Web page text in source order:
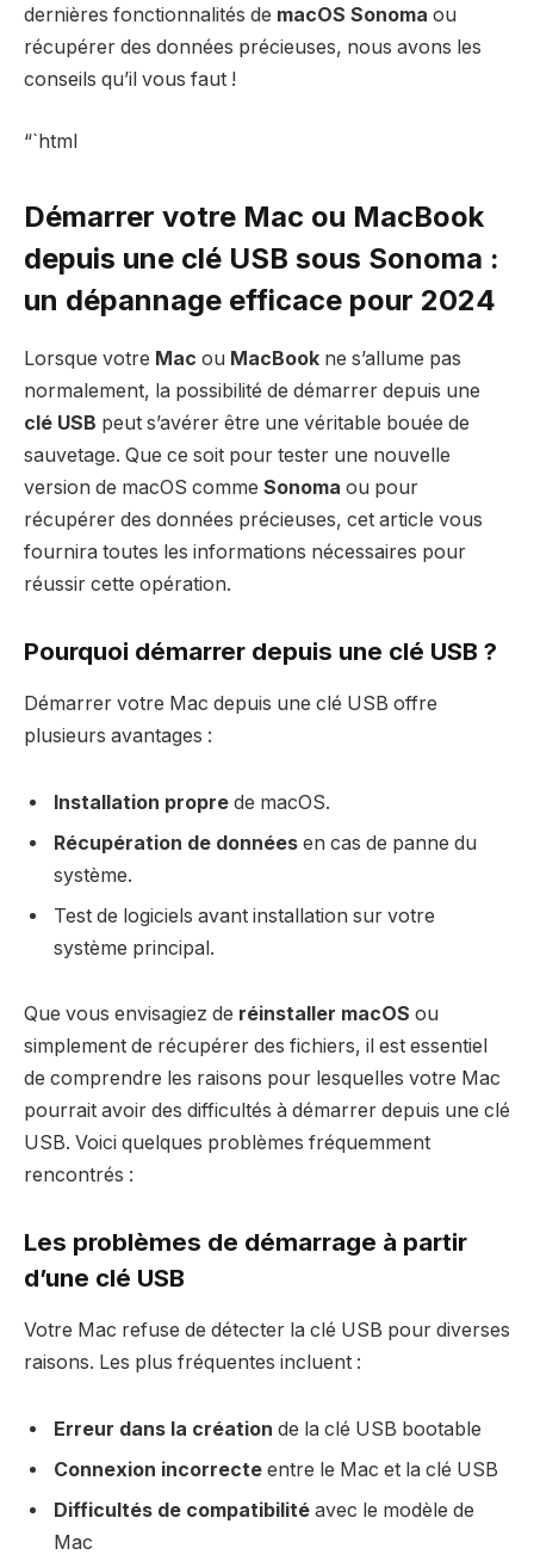
dernières fonctionnalités de macOS Sonoma ou
récupérer des données précieuses, nous avons les
conseils qu’il vous faut !
“`html
Démarrer votre Mac ou MacBook
depuis une clé USB sous Sonoma :
un dépannage efficace pour 2024
Lorsque votre Mac ou MacBook ne s’allume pas
normalement, la possibilité de démarrer depuis une
clé USB peut s’avérer être une véritable bouée de
sauvetage. Que ce soit pour tester une nouvelle
version de macOS comme Sonoma ou pour
récupérer des données précieuses, cet article vous
fournira toutes les informations nécessaires pour
réussir cette opération.
Pourquoi démarrer depuis une clé USB ?
Démarrer votre Mac depuis une clé USB offre
plusieurs avantages :
Installation propre de macOS.
Récupération de données en cas de panne du
système.
Test de logiciels avant installation sur votre
système principal.
Que vous envisagiez de réinstaller macOS ou
simplement de récupérer des fichiers, il est essentiel
de comprendre les raisons pour lesquelles votre Mac
pourrait avoir des difficultés à démarrer depuis une clé
USB. Voici quelques problèmes fréquemment
rencontrés :
Les problèmes de démarrage à partir
d’une clé USB
Votre Mac refuse de détecter la clé USB pour diverses
raisons. Les plus fréquentes incluent :
Erreur dans la création de la clé USB bootable
Connexion incorrecte entre le Mac et la clé USB
Difficultés de compatibilité avec le modèle de
Mac